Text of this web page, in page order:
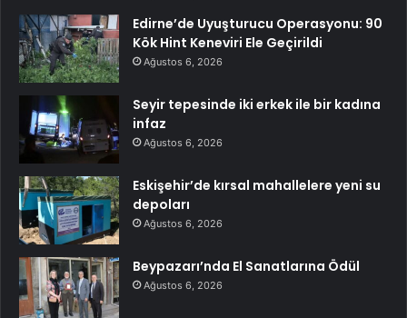
Edirne’de Uyuşturucu Operasyonu: 90
Kök Hint Keneviri Ele Geçirildi
Ağustos 6, 2026
Seyir tepesinde iki erkek ile bir kadına
infaz
Ağustos 6, 2026
Eskişehir’de kırsal mahallelere yeni su
depoları
Ağustos 6, 2026
Beypazarı’nda El Sanatlarına Ödül
Ağustos 6, 2026